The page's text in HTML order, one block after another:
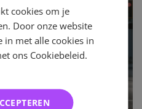
cookies om je
Door onze website
in met alle cookies in
ons Cookiebeleid.